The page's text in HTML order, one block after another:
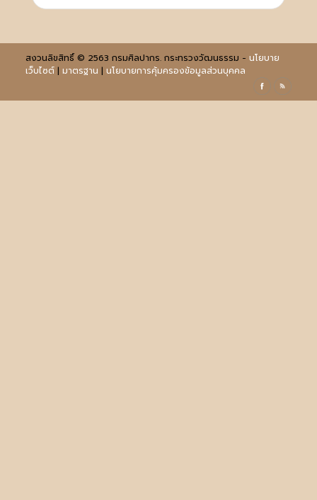
สงวนลิขสิทธิ์ © 2563 กรมศิลปากร. กระทรวงวัฒนธรรม - นโยบาย
เว็บไซต์| มาตรฐาน | นโยบายการคุ้มครองข้อมูลส่วนบุคคล